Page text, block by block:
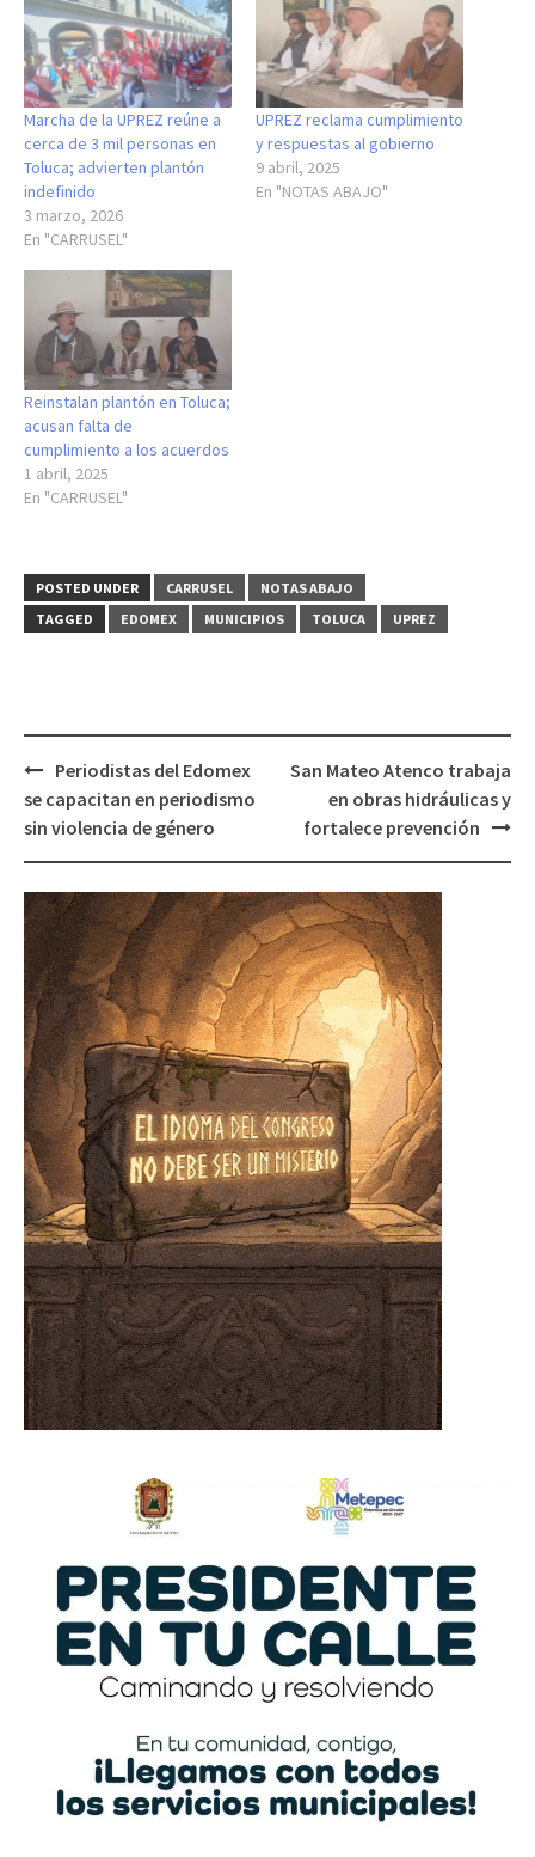
Marcha de la UPREZ reúne a
cerca de 3 mil personas en
Toluca; advierten plantón
indefinido
3 marzo, 2026
En "CARRUSEL"
UPREZ reclama cumplimiento
y respuestas al gobierno
9 abril, 2025
En "NOTAS ABAJO"
Reinstalan plantón en Toluca;
acusan falta de
cumplimiento a los acuerdos
1 abril, 2025
En "CARRUSEL"
POSTED UNDER CARRUSEL
NOTAS ABAJO
TAGGED
EDOMEX MUNICIPIOS TOLUCA UPREZ
Post
navigation
Periodistas del Edomex
se capacitan en periodismo
sin violencia de género
San Mateo Atenco trabaja
en obras hidráulicas y
fortalece prevención